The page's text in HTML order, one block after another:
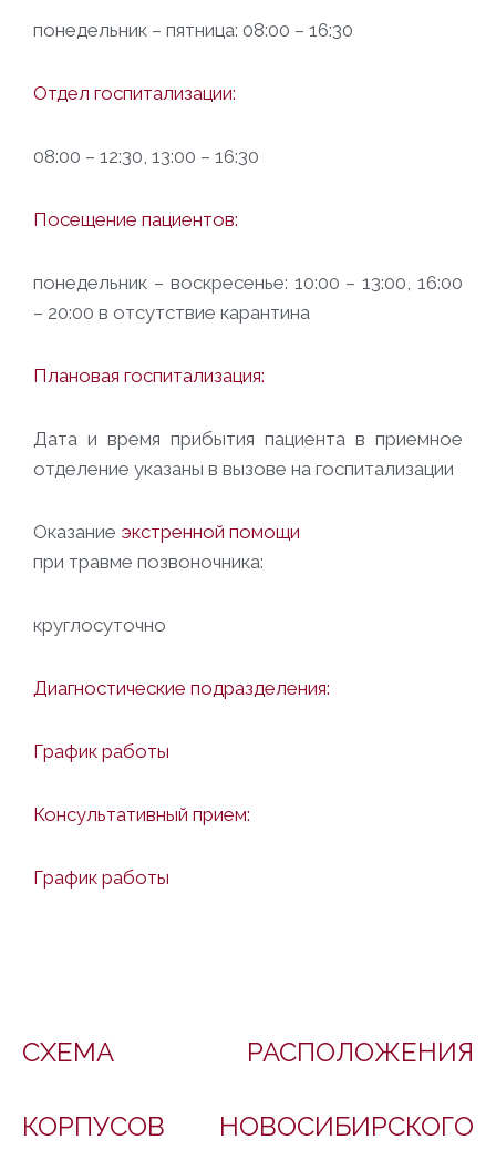
понедельник – пятница: 08:00 – 16:30
Отдел госпитализации:
08:00 – 12:30, 13:00 – 16:30
Посещение пациентов:
понедельник – воскресенье: 10:00 – 13:00, 16:00
– 20:00 в отсутствие карантина
Плановая госпитализация:
Дата и время прибытия пациента в приемное
отделение указаны в вызове на госпитализации
Оказание экстренной помощи
при травме позвоночника:
круглосуточно
Диагностические подразделения:
График работы
Консультативный прием:
График работы
СХЕМА РАСПОЛОЖЕНИЯ
КОРПУСОВ НОВОСИБИРСКОГО